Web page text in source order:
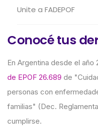
Unite a FADEPOF
Conocé tus
En Argentina desde el año
de EPOF 26.689 de
personas con
familias" (Dec.
cumplirse.